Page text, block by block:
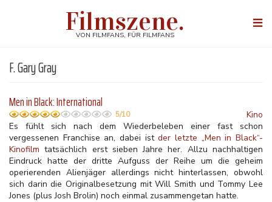
Filmszene.
VON FILMFANS, FÜR FILMFANS
F. Gary Gray
Men in Black: International
5/10
Kino
Es fühlt sich nach dem Wiederbeleben einer fast schon
vergessenen Franchise an, dabei istder letzte „Men in Black“-
Kinofilmtatsächlich erst sieben Jahre her. Allzu nachhaltigen
Eindruck hatte der dritte Aufguss der Reihe um die geheim
operierenden Alienjäger allerdings nicht hinterlassen, obwohl
sich darin die Originalbesetzung mit Will Smith und Tommy Lee
Jones (plus Josh Brolin) noch einmal zusammengetan hatte.